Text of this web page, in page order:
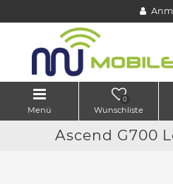
Menü
0
Wunschliste
Ascend G700